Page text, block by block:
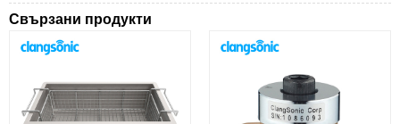
Свързани продукти